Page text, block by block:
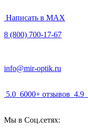
Написать в MAX
8 (800) 700-17-67
info@mir-optik.ru
5.0 6000+ отзывов 4.9
Мы в Соц.сетях: